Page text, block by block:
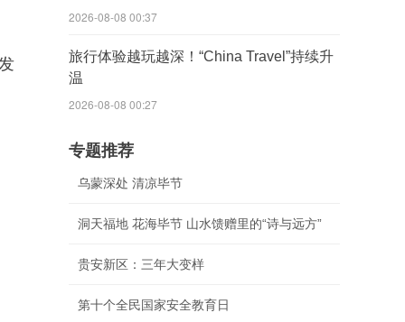
2026-08-08 00:37
旅行体验越玩越深！“China Travel”持续升
温
2026-08-08 00:27
专题推荐
乌蒙深处 清凉毕节
洞天福地 花海毕节 山水馈赠里的“诗与远方”
贵安新区：三年大变样
第十个全民国家安全教育日